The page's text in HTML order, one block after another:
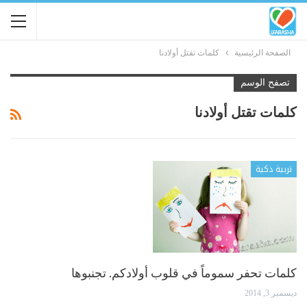
الصفحة الرئيسية كلمات تقتل أولادنا
تصفح الوسم
كلمات تقتل أولادنا
تربية ذكية
كلمات تحفر سموماً في قلوب أولادكم. تجنبوها
ديسمبر 3, 2014